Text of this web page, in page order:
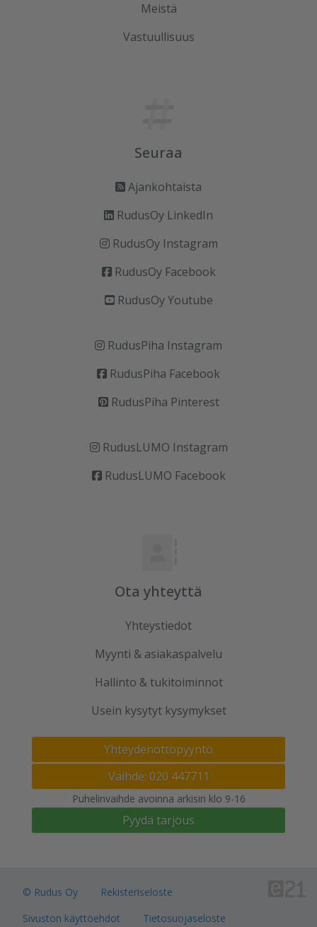
Meistä
Vastuullisuus
Seuraa
Ajankohtaista
RudusOy LinkedIn
RudusOy Instagram
RudusOy Facebook
RudusOy Youtube
RudusPiha Instagram
RudusPiha Facebook
RudusPiha Pinterest
RudusLUMO Instagram
RudusLUMO Facebook
Ota yhteyttä
Yhteystiedot
Myynti & asiakaspalvelu
Hallinto & tukitoiminnot
Usein kysytyt kysymykset
Yhteydenottopyyntö
Vaihde: 020 447711
Puhelinvaihde avoinna arkisin klo 9-16
Pyydä tarjous
© Rudus Oy
Rekisteriseloste
Sivuston käyttöehdot
Tietosuojaseloste